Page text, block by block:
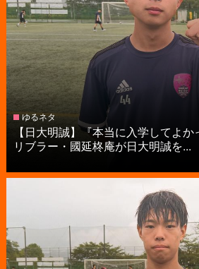
ゆるネタ
【日大明誠】『本当に入学してよ
リブラー・國延柊庵が日大明誠を...